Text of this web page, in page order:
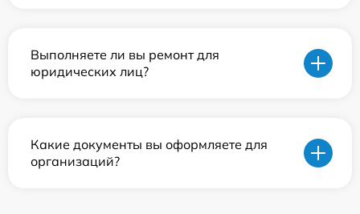
Выполняете ли вы ремонт для
юридических лиц?
Какие документы вы оформляете для
организаций?